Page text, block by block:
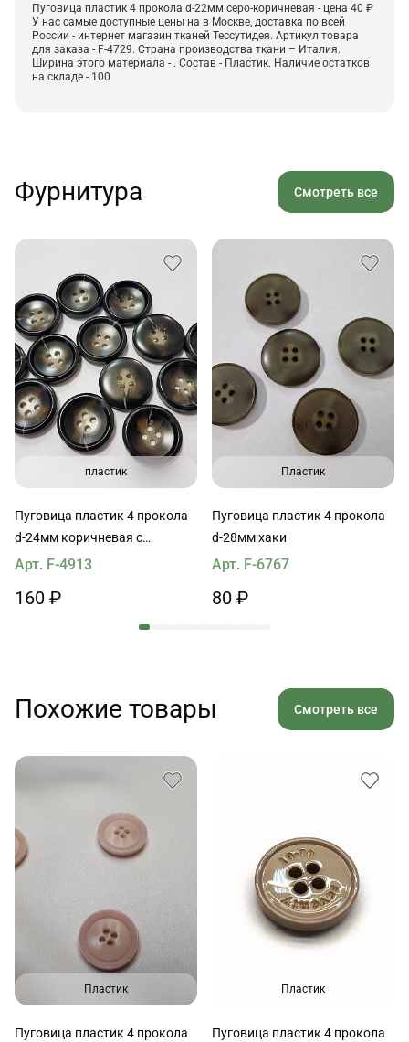
Пуговица пластик 4 прокола d-22мм серо-коричневая - цена 40 ₽
У нас самые доступные цены на в Москве, доставка по всей
России - интернет магазин тканей Тессутидея. Артикул товара
для заказа - F-4729. Страна производства ткани – Италия.
Ширина этого материала - . Состав - Пластик. Наличие остатков
на складе - 100
Фурнитура Смотреть все
пластик
Пуговица пластик 4 прокола
d-24мм коричневая с
прожилками
Арт. F-4913
160 ₽
Пластик
Пуговица пластик 4 прокола
d-28мм хаки
Арт. F-6767
80 ₽
Похожие товары Смотреть все
Пластик
Пуговица пластик 4 прокола
Пластик
Пуговица пластик 4 прокола